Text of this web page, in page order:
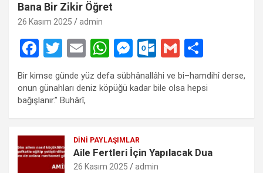
Bana Bir Zikir Öğret
26 Kasım 2025 admin
F
ce
b
o
o
k
T
wi
tt
er
E
m
ail
W
h
at
A
p
p
M
es
se
g
er
O
ut
lo
k.
o
G
m
ail
h
ar
Bir kimse günde yüz defa sübhânallâhi ve bi–hamdihî derse,
onun günahları deniz köpüğü kadar bile olsa hepsi
bağışlanır.” Buhârî,
DINI PAYLAŞIMLAR
Aile Fertleri İçin Yapılacak Dua
26 Kasım 2025 admin